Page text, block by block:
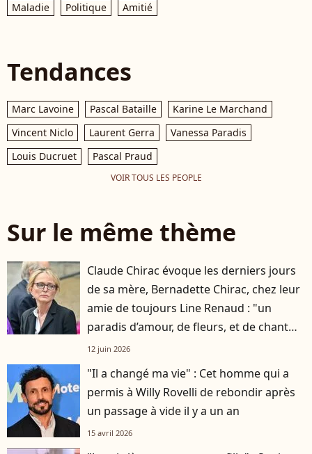
Maladie
Politique Amitié
Tendances
Marc Lavoine Pascal Bataille
Karine Le Marchand
Vincent Niclo
Laurent Gerra
Vanessa Paradis
Louis Ducruet
Pascal Praud
VOIR TOUS LES PEOPLE
Sur le même thème
Claude Chirac évoque les derniers jours
de sa mère, Bernadette Chirac, chez leur
amie de toujours Line Renaud : "un
paradis d’amour, de fleurs, et de chant
des oiseaux"
12 juin 2026
"Il a changé ma vie" : Cet homme qui a
permis à Willy Rovelli de rebondir après
un passage à vide il y a un an
15 avril 2026